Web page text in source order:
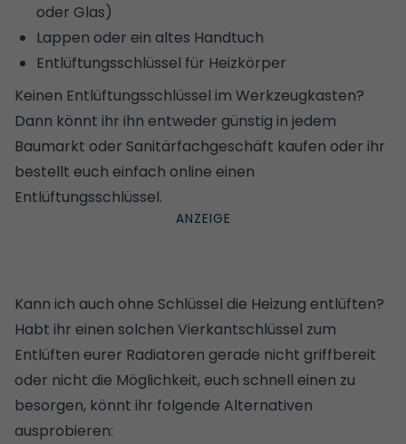
oder Glas)
Lappen oder ein altes Handtuch
Entlüftungsschlüssel für Heizkörper
Keinen Entlüftungsschlüssel im Werkzeugkasten?
Dann könnt ihr ihn entweder günstig in jedem
Baumarkt oder Sanitärfachgeschäft kaufen oder ihr
bestellt euch einfach online einen
Entlüftungsschlüssel.
Kann ich auch ohne Schlüssel die Heizung entlüften?
Habt ihr einen solchen Vierkantschlüssel zum
Entlüften eurer Radiatoren gerade nicht griffbereit
oder nicht die Möglichkeit, euch schnell einen zu
besorgen, könnt ihr folgende Alternativen
ausprobieren: